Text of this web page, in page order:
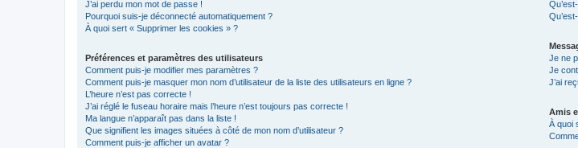
J’ai perdu mon mot de passe !
Pourquoi suis-je déconnecté automatiquement ?
À quoi sert « Supprimer les cookies » ?
Préférences et paramètres des utilisateurs
Comment puis-je modifier mes paramètres ?
Comment puis-je masquer mon nom d’utilisateur de la liste des utilisateurs en ligne ?
L’heure n’est pas correcte !
J’ai réglé le fuseau horaire mais l’heure n’est toujours pas correcte !
Ma langue n’apparaît pas dans la liste !
Que signifient les images situées à côté de mon nom d’utilisateur ?
Comment puis-je afficher un avatar ?
Je ne
Je
J’ai
Amis
À quoi